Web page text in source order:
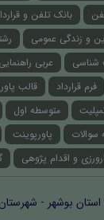
بانک تلفن و
و زندگی عمومی
عربی راهنمایی
فرم قرارداد قالب
متوسطه اول
سوالات پاورپوینت
و اقدام پژوهی
استان بوشهر -